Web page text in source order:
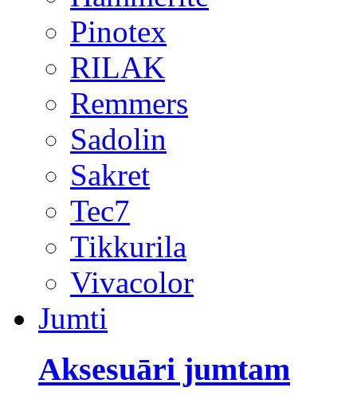
Pinotex
RILAK
Remmers
Sadolin
Sakret
Tec7
Tikkurila
Vivacolor
Jumti
Aksesuāri jumtam